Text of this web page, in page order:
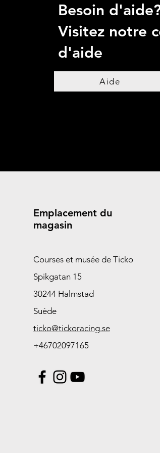
Besoin
Visitez notre
d'aide
Aide
Emplacement du
magasin
Courses et musée de Ticko
Spikgatan 15
30244 Halmstad
Suède
ticko@tickoracing.se
+46702097165